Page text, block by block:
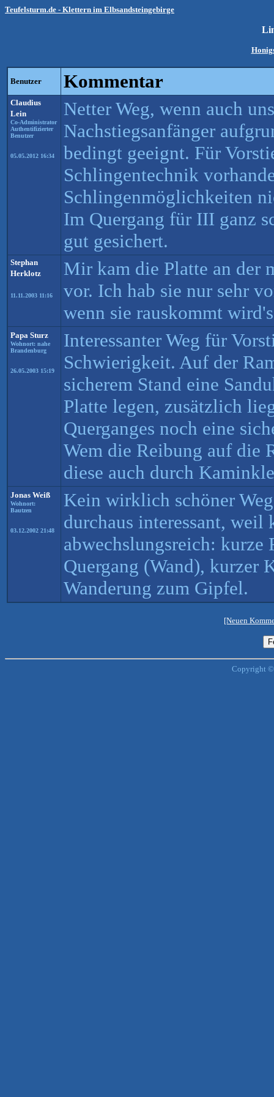
Teufelsturm.de - Klettern im Elbsandsteingebirge
Benutzer Kommentar
Claudius
Lein
Co-Administrator
Authentifizierter
Benutzer
05.05.2012 16:34
Netter Weg, wenn auch
Nachstiegsanfänger
bedingt geeignt. Für
Schlingentechnik
Schlingenmöglichkeiten
Im Quergang für III ganz
gut gesichert.
Stephan
Herklotz
11.11.2003 11:16
Mir kam die Platte an der
vor. Ich hab sie nur sehr
wenn sie rauskommt
Papa Sturz
Wohnort: nahe
Brandenburg
26.05.2003 15:19
Interessanter Weg für
Schwierigkeit. Auf der
sicherem Stand eine
Platte legen, zusätzlich
Querganges noch eine
Wem die Reibung auf die
diese auch durch
Jonas Weiß
Wohnort:
Bautzen
03.12.2002 21:48
Kein wirklich schöner
durchaus interessant, weil
abwechslungsreich:
Quergang (Wand), kurzer
Wanderung zum Gipfel.
[Neuen
Copyright ©